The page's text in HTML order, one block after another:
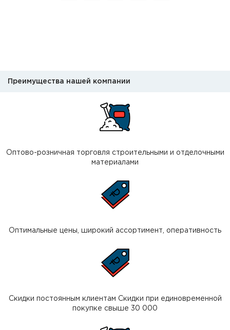
Преимущества нашей компании
Оптово-розничная торговля строительными и отделочными
материалами
Оптимальные цены, широкий ассортимент, оперативность
Скидки постоянным клиентам Скидки при единовременной
покупке свыше 30 000